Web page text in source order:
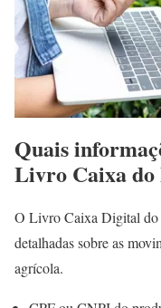
Quais
Livro Caixa
O Livro Caixa Digital do
detalhadas sobre as
agrícola.